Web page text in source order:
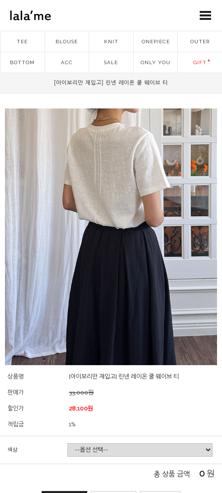
TEE BLOUSE KNIT ONEPIECE OUTER
BOTTOM ACC SALE ONLY YOU GIFT
[아이보리만 재입고] 린넨 레이온 쿨 웨이브 티
상품명 [아이보리만 재입고] 린넨 레이온 쿨 웨이브 티
판매가 33,000원
할인가 28,100원
적립금 1%
색상
총 상품 금액 0 원